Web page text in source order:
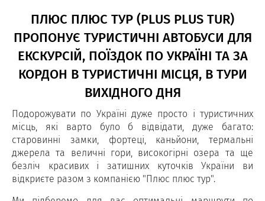
ПЛЮС ПЛЮС ТУР (PLUS PLUS TUR)
ПРОПОНУЄ ТУРИСТИЧНІ АВТОБУСИ ДЛЯ
ЕКСКУРСІЙ, ПОЇЗДОК ПО УКРАЇНІ ТА ЗА
КОРДОН В ТУРИСТИЧНІ МІСЦЯ, В ТУРИ
ВИХІДНОГО ДНЯ
Подорожувати по Україні дуже просто і туристичних
місць, які варто було б відвідати, дуже багато:
старовинні замки, фортеці, каньйони, термальні
джерела та величні гори, високогірні озера та ще
безліч красивих і затишних куточків України ви
відкриєте разом з компанією "Плюс плюс тур".